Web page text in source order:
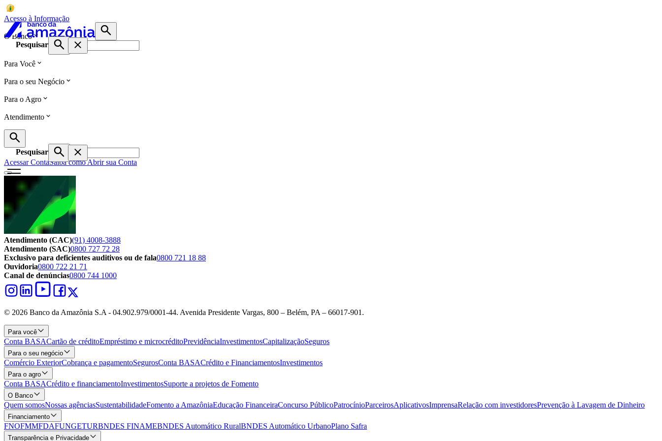
Acesso à Informação
O Banco
Pesquisar
Para Você
Para o seu Negócio
Para o Agro
Atendimento
Pesquisar
Acessar ContaSaiba como Abrir sua Conta
Atendimento (CAC)(91) 4008-3888
Atendimento (SAC)0800 727 72 28
Exclusivo para deficientes auditivos ou de fala0800 721 18 88
Ouvidoria0800 722 21 71
Canal de denúncias0800 744 1000
© 2026 Banco da Amazônia S.A - 04.902.979/0001‐44. Avenida Presidente Vargas, 800 – Belém, PA – 66017-901.
Para você
Conta BASACartão de créditoEmpréstimo e microcréditoPrevidênciaInvestimentosCapitalizaçãoSeguros
Para o seu negócio
Comércio ExteriorCobrança e pagamentoSegurosConta BASACrédito e FinanciamentosInvestimentos
Para o agro
Conta BASACrédito e financiamentoInvestimentosSuporte a projetos de Fomento
O Banco
Quem somosNossas agênciasSustentabilidadeFomento a AmazôniaEducação FinanceiraConcurso PúblicoPatrocínioParceirosAplicativosImprensaRelação com investidoresPrevenção à Lavagem de Dinheiro
Financiamento
FNOFMMFDAFUNGETURBNDES FINAMEBNDES Automático RuralBNDES Automático UrbanoPlano Safra
Transparência e Privacidade